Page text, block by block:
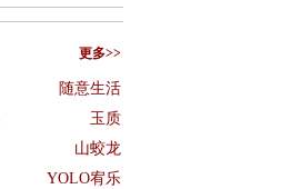
更多>>
随意生活
玉质
山蛟龙
YOLO宥乐